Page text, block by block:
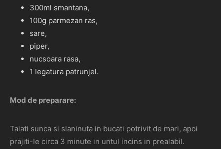
300ml smantana,
100g parmezan ras,
sare,
piper,
nucsoara rasa,
1 legatura patrunjel.
Mod de preparare:
Taiati sunca si slaninuta in bucati potrivit de mari, apoi
prajiti-le circa 3 minute in untul incins in prealabil.